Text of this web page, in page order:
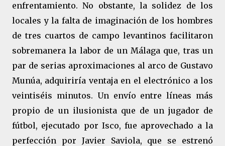
enfrentamiento. No obstante, la solidez de los
locales y la falta de imaginación de los hombres
de tres cuartos de campo levantinos facilitaron
sobremanera la labor de un Málaga que, tras un
par de serias aproximaciones al arco de Gustavo
Munúa, adquiriría ventaja en el electrónico a los
veintiséis minutos. Un envío entre líneas más
propio de un ilusionista que de un jugador de
fútbol, ejecutado por Isco, fue aprovechado a la
perfección por Javier Saviola, que se estrenó